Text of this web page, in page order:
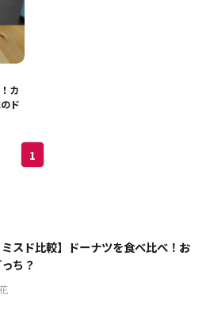
カ
ド
1
ミスド比較】ドーナツを食べ比べ！お
ち？